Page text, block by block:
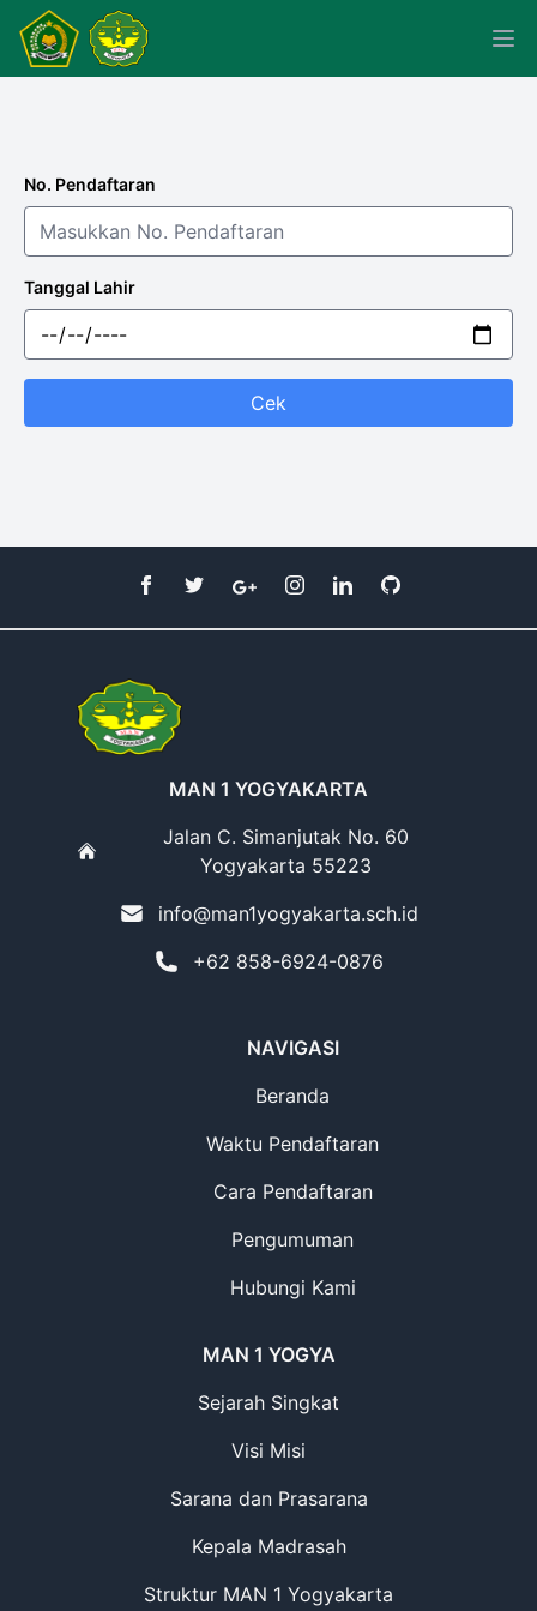
No. Pendaftaran
Tanggal Lahir
Cek
MAN 1 YOGYAKARTA
Jalan C. Simanjutak No. 60
Yogyakarta 55223
info@man1yogyakarta.sch.id
+62 858-6924-0876
NAVIGASI
Beranda
Waktu Pendaftaran
Cara Pendaftaran
Pengumuman
Hubungi Kami
MAN 1 YOGYA
Sejarah Singkat
Visi Misi
Sarana dan Prasarana
Kepala Madrasah
Struktur MAN 1 Yogyakarta